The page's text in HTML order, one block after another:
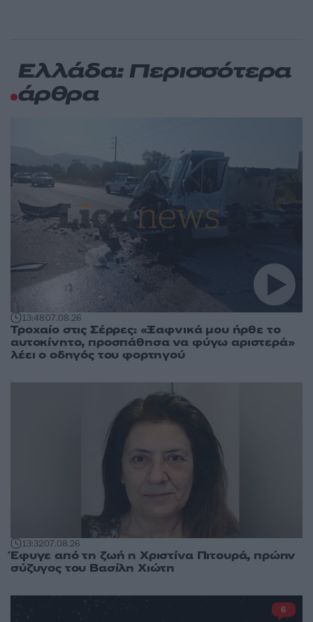
Ελλάδα: Περισσότερα
άρθρα
13:4807.08.26
Τροχαίο στις Σέρρες: «Ξαφνικά μου ήρθε το
αυτοκίνητο, προσπάθησα να φύγω αριστερά»
λέει ο οδηγός του φορτηγού
13:3207.08.26
Έφυγε από τη ζωή η Χριστίνα Πιτουρά, πρώην
σύζυγος του Βασίλη Χιώτη
6